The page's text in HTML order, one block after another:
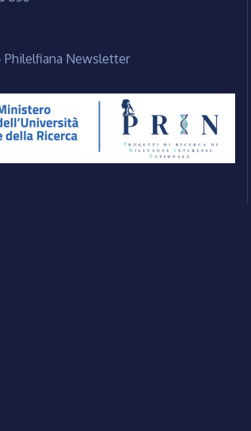
Philelfiana Newsletter